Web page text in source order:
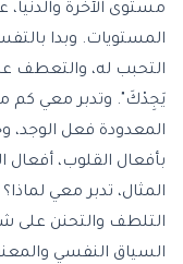
مستوى الآخرة
المستويات. وبدا
التحبب له، والتعطف
يَجِدْكَ". وتدبر معي كم
المعدودة فعل الوجد،
بأفعال القلوب،
المثال، تدبر معي
التلطف والتحنن على
السياق النفسي